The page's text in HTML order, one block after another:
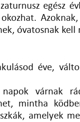
egész
óvatosnak kell
éve,
napok várnak
mintha
amelyek